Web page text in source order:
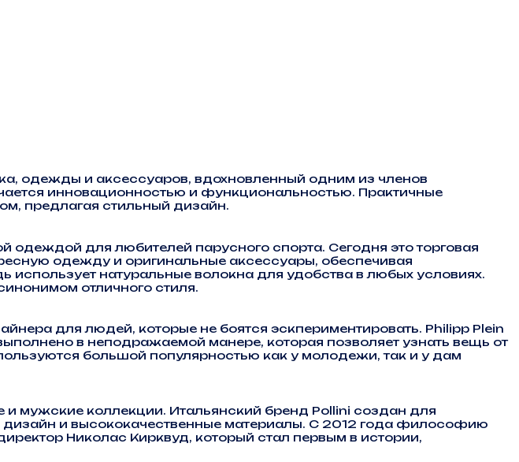
одежды и аксессуаров, вдохновленный одним из членов
инновационностью и функциональностью. Практичные
предлагая стильный дизайн.
для любителей парусного спорта. Сегодня это торговая
одежду и оригинальные аксессуары, обеспечивая
натуральные волокна для удобства в любых условиях.
отличного стиля.
для людей, которые не боятся эскпериментировать. Philipp Plein
в неподражаемой манере, которая позволяет узнать вещь от
большой популярностью как у молодежи, так и у дам
мужские коллекции. Итальянский бренд Pollini создан для
и высококачественные материалы. С 2012 года философию
Николас Кирквуд, который стал первым в истории,